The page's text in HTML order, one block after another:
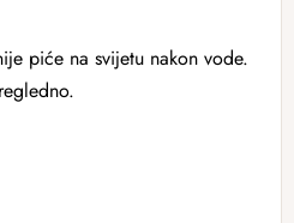
piće na svijetu nakon vode.